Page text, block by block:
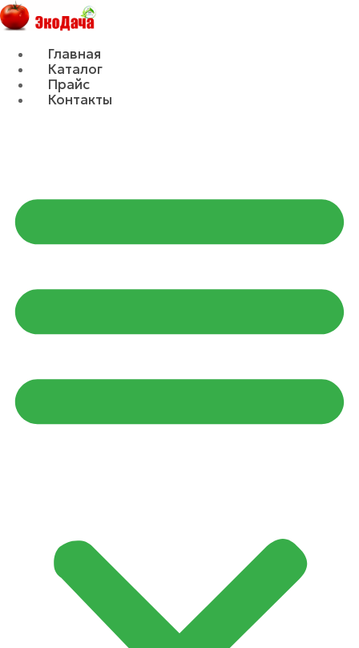
Главная
Каталог
Прайс
Контакты